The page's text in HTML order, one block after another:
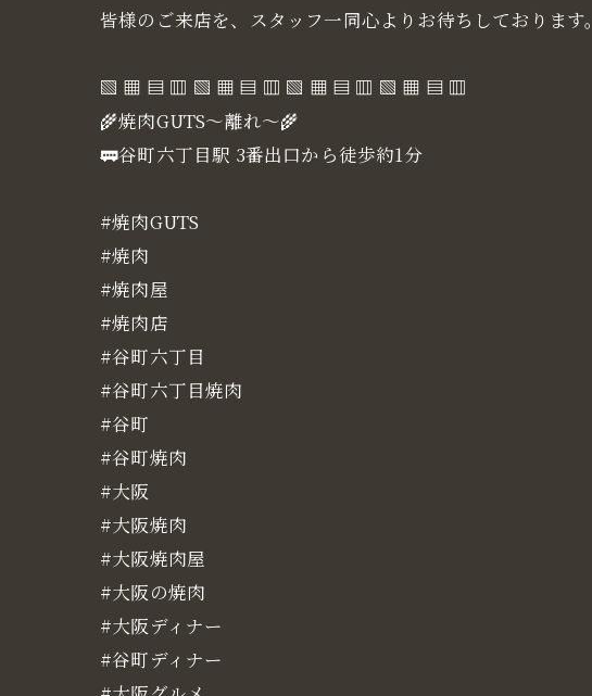
皆様のご来店を、スタッフ一同心よりお待ちしております。
▧ ▦ ▤ ▥ ▧ ▦ ▤ ▥ ▧ ▦ ▤ ▥ ▧ ▦ ▤ ▥
🌾焼肉GUTS～離れ～🌾
🚃谷町六丁目駅 3番出口から徒歩約1分
#焼肉GUTS
#焼肉
#焼肉屋
#焼肉店
#谷町六丁目
#谷町六丁目焼肉
#谷町
#谷町焼肉
#大阪
#大阪焼肉
#大阪焼肉屋
#大阪の焼肉
#大阪ディナー
#谷町ディナー